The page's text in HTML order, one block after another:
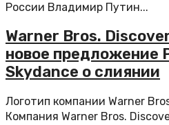
России Владимир Путин...
Warner Bros.
новое предложение
Skydance о слиянии
Логотип компании Warner
Компания Warner Bros.